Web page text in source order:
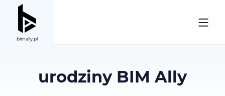
bimally.pl
urodziny BIM Ally